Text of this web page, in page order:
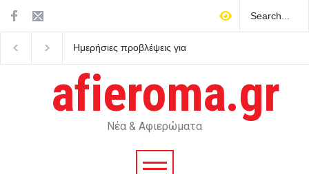
Ημερήσιες προβλέψεις για
afieroma.gr
Νέα & Αφιερώματα